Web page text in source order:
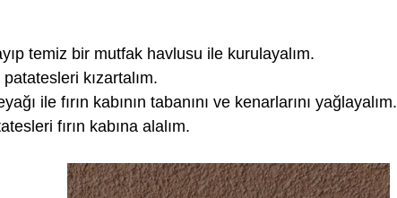
temiz bir mutfak havlusu ile kurulayalım.
patatesleri kızartalım.
ile fırın kabının tabanını ve kenarlarını yağlayalım.
fırın kabına alalım.